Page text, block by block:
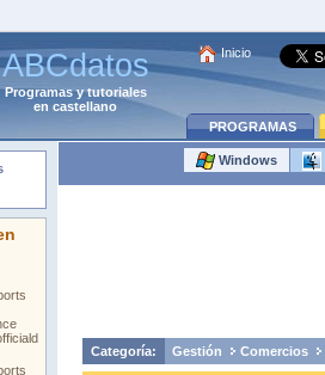
ABCdatos
Programasytutoriales
en castellano
Inicio
PROGRAMAS
Windows
Categoría: Gestión Comercios